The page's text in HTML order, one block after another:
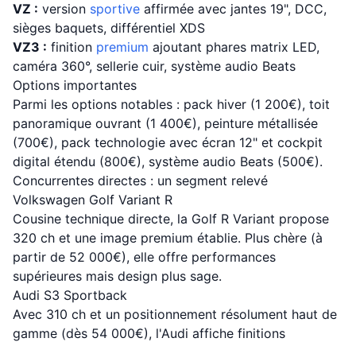
VZ : version sportive affirmée avec jantes 19", DCC,
sièges baquets, différentiel XDS
VZ3 : finition premium ajoutant phares matrix LED,
caméra 360°, sellerie cuir, système audio Beats
Options importantes
Parmi les options notables : pack hiver (1 200€), toit
panoramique ouvrant (1 400€), peinture métallisée
(700€), pack technologie avec écran 12" et cockpit
digital étendu (800€), système audio Beats (500€).
Concurrentes directes : un segment relevé
Volkswagen Golf Variant R
Cousine technique directe, la Golf R Variant propose
320 ch et une image premium établie. Plus chère (à
partir de 52 000€), elle offre performances
supérieures mais design plus sage.
Audi S3 Sportback
Avec 310 ch et un positionnement résolument haut de
gamme (dès 54 000€), l'Audi affiche finitions